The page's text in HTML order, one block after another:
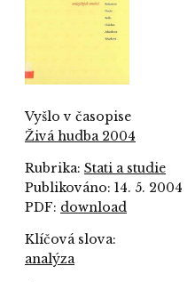
Vyšlo v časopise
Živá hudba 2004
Rubrika: Stati a studie
Publikováno: 14. 5. 2004
PDF: download
Klíčová slova:
analýza